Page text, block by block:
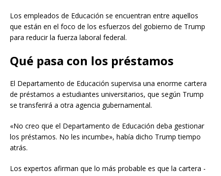
Los empleados de Educación se encuentran entre aquellos
que están en el foco de los esfuerzos del gobierno de Trump
para reducir la fuerza laboral federal.
Qué pasa con los préstamos
El Departamento de Educación supervisa una enorme cartera
de préstamos a estudiantes universitarios, que según Trump
se transferirá a otra agencia gubernamental.
«No creo que el Departamento de Educación deba gestionar
los préstamos. No les incumbe», había dicho Trump tiempo
atrás.
Los expertos afirman que lo más probable es que la cartera -